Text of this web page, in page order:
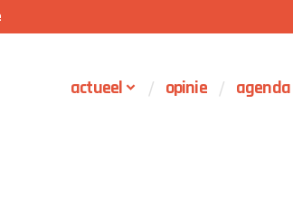
actueel opinie agenda